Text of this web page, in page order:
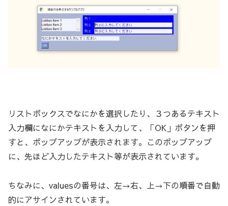
リストボックスでなにかを選択したり、３つあるテキスト
入力欄になにかテキストを入力して、「OK」ボタンを押
すと、ポップアップが表示されます。このポップアップ
に、先ほど入力したテキスト等が表示されています。
ちなみに、valuesの番号は、左→右、上→下の順番で自動
的にアサインされています。